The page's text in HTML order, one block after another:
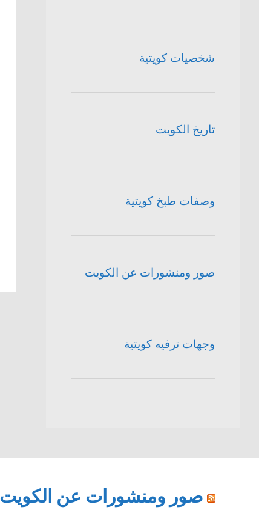
شخصيات كويتية
تاريخ الكويت
وصفات طبخ كويتية
صور ومنشورات عن الكويت
وجهات ترفيه كويتية
صور ومنشورات عن الكويت